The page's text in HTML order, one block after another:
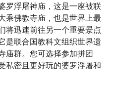
罗浮屠神庙，这是一座被联
乘佛教寺庙，也是世界上最
将迅速前往另一个重要景点
联合国教科文组织世界遗
庙群。您可选择参加拼团
私密且更好玩的婆罗浮屠和